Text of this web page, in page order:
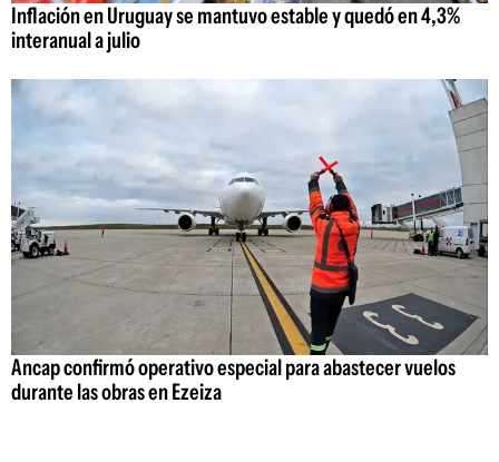
Inflación en Uruguay se mantuvo estable y quedó en 4,3%
interanual a julio
Ancap confirmó operativo especial para abastecer vuelos
durante las obras en Ezeiza